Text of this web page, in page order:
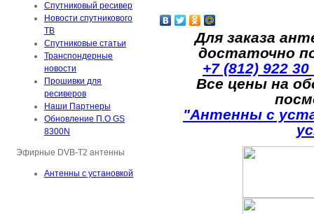
Для заказа
достаточно
+7 (812) 922 30
Все цены на
"Антенны с
Спутниковый ресивер
Новости спутникового
ТВ
Спутниковые статьи
Транспондерные
новости
Прошивки для
ресиверов
Наши Партнеры
Обновление П.О GS
8300N
Эфирные DVB-T2 антенны
Антенны с установкой